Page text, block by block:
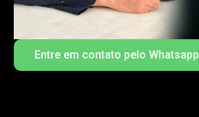
Entre em contato pelo Whatsapp